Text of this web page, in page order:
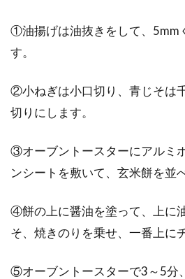
①油揚げは油抜きをして、5mm
す。
②小ねぎは小口切り、青じそは
切りにします。
③オーブントースターにアルミ
ンシートを敷いて、玄米餅を並
④餅の上に醤油を塗って、上に
そ、焼きのりを乗せ、一番上に
⑤オーブントースターで3～5分